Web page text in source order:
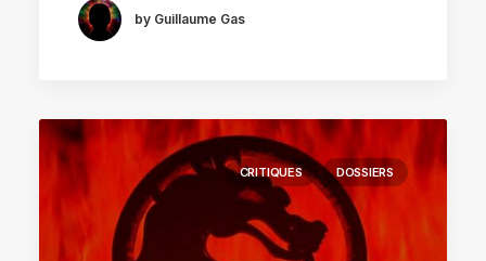
by Guillaume Gas
CRITIQUES DOSSIERS